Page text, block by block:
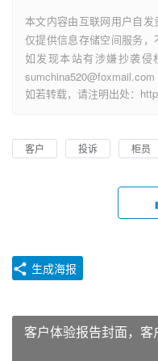
本文内容由互联网用户自
仅提供信息存储空间服务，
如发现本站有涉嫌抄袭
sumchina520@foxmail.com
如若转载，请注明出处：
客户 投诉 柜员
生成海报
客户体验报告封面，客